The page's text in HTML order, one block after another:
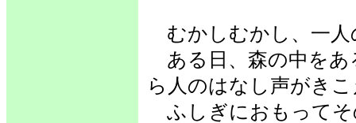
むかしむかし、一人
ある日、森の中をあ
ら人のはなし声がき
ふしぎにおもってそ